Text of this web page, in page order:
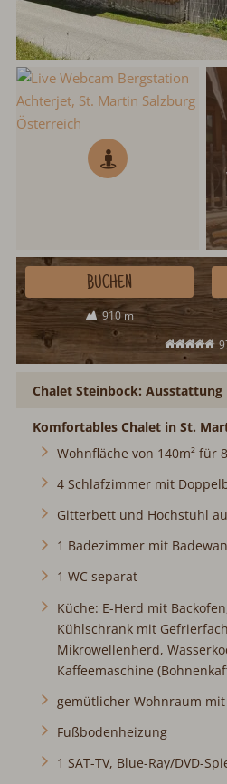
910 m
BUCHEN
Chalet Steinbock: Ausstattung
Komfortables Chalet in St.
Wohnfläche von 140m² für
4 Schlafzimmer mit
Gitterbett und Hochstuhl
1 Badezimmer mit
1 WC separat
Küche: E-Herd mit
Kühlschrank mit
Mikrowellenherd,
Kaffeemaschine
gemütlicher Wohnraum
Fußbodenheizung
1 SAT-TV, Blue-Ray/DVD-